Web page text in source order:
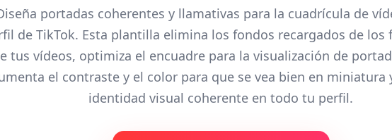
portadas coherentes y llamativas para la cuadrícula de
de TikTok. Esta plantilla elimina los fondos recargados de los
tus vídeos, optimiza el encuadre para la visualización de
el contraste y el color para que se vea bien en miniatura
identidad visual coherente en todo tu perfil.